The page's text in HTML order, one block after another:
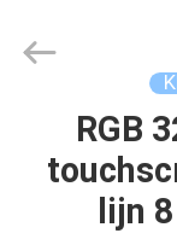
THUIS
Optoelectronic
RGB
lijn